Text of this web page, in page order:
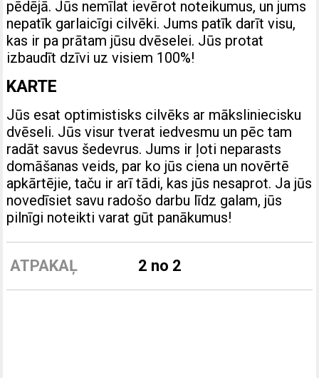
pēdējā. Jūs nemīlat ievērot noteikumus, un jums
nepatīk garlaicīgi cilvēki. Jums patīk darīt visu,
kas ir pa prātam jūsu dvēselei. Jūs protat
izbaudīt dzīvi uz visiem 100%!
KARTE
Jūs esat optimistisks cilvēks ar māksliniecisku
dvēseli. Jūs visur tverat iedvesmu un pēc tam
radāt savus šedevrus. Jums ir ļoti neparasts
domāšanas veids, par ko jūs ciena un novērtē
apkārtējie, taču ir arī tādi, kas jūs nesaprot. Ja jūs
novedīsiet savu radošo darbu līdz galam, jūs
pilnīgi noteikti varat gūt panākumus!
ATPAKAĻ 2 no 2